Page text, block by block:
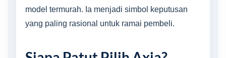
model termurah. Ia menjadi simbol keputusan
yang paling rasional untuk ramai pembeli.